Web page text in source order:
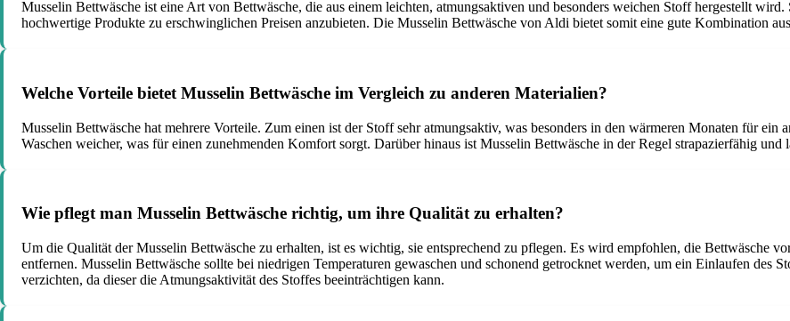
Musselin Bettwäsche ist eine Art von Bettwäsche, die aus einem leichten, atmungsaktiven und besonders weichen Stoff hergestellt
hochwertige Produkte zu erschwinglichen Preisen anzubieten. Die Musselin Bettwäsche von Aldi bietet somit eine gute Kombination
Welche Vorteile bietet Musselin Bettwäsche im Vergleich zu anderen Materialien?
Musselin Bettwäsche hat mehrere Vorteile. Zum einen ist der Stoff sehr atmungsaktiv, was besonders in den wärmeren Monaten für
Waschen weicher, was für einen zunehmenden Komfort sorgt. Darüber hinaus ist Musselin Bettwäsche in der Regel strapazierfähig und
Wie pflegt man Musselin Bettwäsche richtig, um ihre Qualität zu erhalten?
Um die Qualität der Musselin Bettwäsche zu erhalten, ist es wichtig, sie entsprechend zu pflegen. Es wird empfohlen, die Bettwäsche
entfernen. Musselin Bettwäsche sollte bei niedrigen Temperaturen gewaschen und schonend getrocknet werden, um ein Einlaufen des
verzichten, da dieser die Atmungsaktivität des Stoffes beeinträchtigen kann.